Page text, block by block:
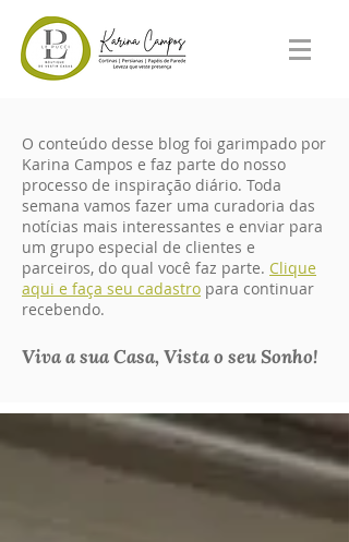
O conteúdo desse blog foi garimpado por
Karina Campos e faz parte do nosso
processo de inspiração diário. Toda
semana vamos fazer uma curadoria das
notícias mais interessantes e enviar para
um grupo especial de clientes e
parceiros, do qual você faz parte. Clique
aqui e faça seu cadastro para continuar
recebendo.
Viva a sua Casa, Vista o seu Sonho!